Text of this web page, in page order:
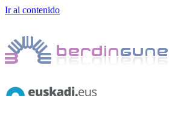
Ir al contenido